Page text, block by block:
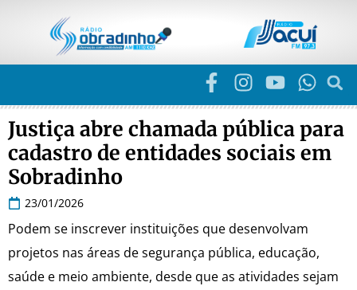
Justiça abre chamada pública para
cadastro de entidades sociais em
Sobradinho
23/01/2026
Podem se inscrever instituições que desenvolvam
projetos nas áreas de segurança pública, educação,
saúde e meio ambiente, desde que as atividades sejam